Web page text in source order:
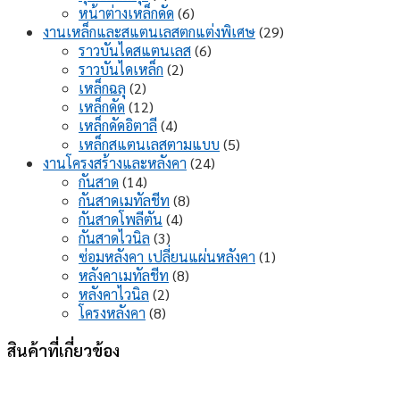
สินค้า
หน้าต่างเหล็กดัด 66
สินค้า
งานเหล็กและสแตนเลสตกแต่งพิเศษ 2929
ราวบันไดสแตนเลส 66
ราวบันไดเหล็ก 22
เหล็กฉลุ 22
สินค้า
เหล็กดัด 1212
สินค้า
เหล็กดัดอิตาลี 44
สินค้า
เหล็กสแตนเลสตามแบบ 55
งานโครงสร้างและหลังคา 2424
กันสาด 1414
สินค้า
กันสาดเมทัลชีท 88
กันสาดโพลีตัน 44
กันสาดไวนิล 33
สินค้า
ซ่อมหลังคา เปลี่ยนแผ่นหลังคา 11
หลังคาเมทัลชีท 88
หลังคาไวนิล 22
สินค้า
โครงหลังคา 88
สินค้าที่เกี่ยวข้อง